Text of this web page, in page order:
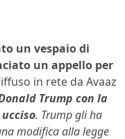
un vespaio di
un appello per
in rete da Avaaz
Trump con la
. Trump gli ha
modifica alla legge